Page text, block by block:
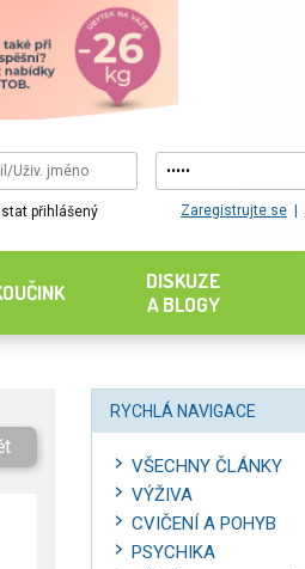
přihlášený Zaregistrujte se
DISKUZE
A BLOGY
RYCHLÁ NAVIGACE
VŠECHNY ČLÁNKY
VÝŽIVA
CVIČENÍ A POHYB
PSYCHIKA